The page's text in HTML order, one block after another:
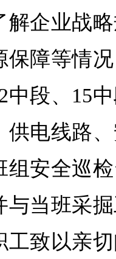
解企业战
保障等情
中段、15
供电线路
组安全巡
与当班采
工致以亲